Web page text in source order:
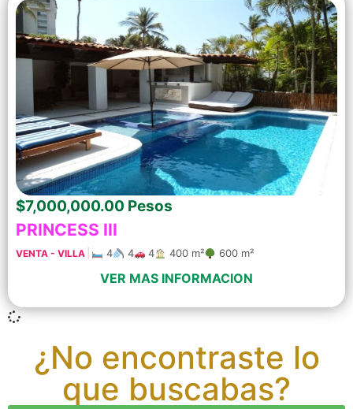
$7,000,000.00 Pesos
PRINCESS III
VENTA - VILLA 4 4 4 400 m² 600 m²
VER MAS INFORMACION
¿No encontraste lo
que buscabas?